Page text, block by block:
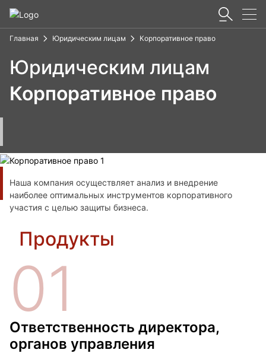
Главная Юридическим лицам Корпоративное право
Юридическим лицам
Корпоративное право
Наша компания осуществляет анализ и внедрение
наиболее оптимальных инструментов корпоративного
участия с целью защиты бизнеса.
Продукты
01
Ответственность директора,
органов управления